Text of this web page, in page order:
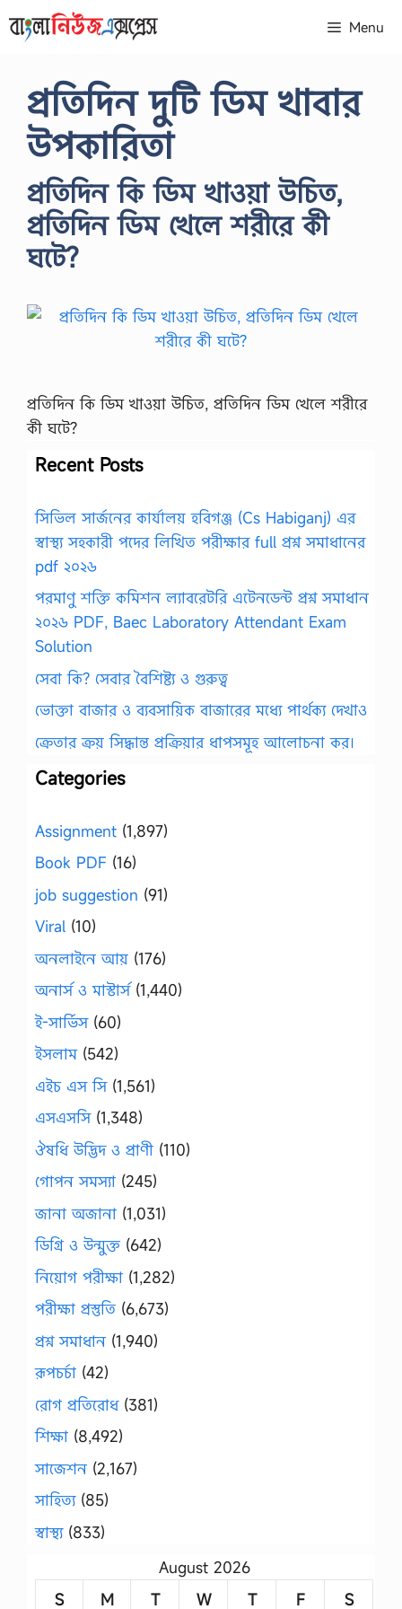
to
Menu
প্রতিদিন দুটি ডিম খাবার
উপকারিতা
​প্রতিদিন কি ডিম খাওয়া উচিত,
প্রতিদিন ডিম খেলে শরীরে কী
ঘটে?
​প্রতিদিন কি ডিম খাওয়া উচিত, প্রতিদিন ডিম খেলে শরীরে
কী ঘটে?
Recent Posts
সিভিল সার্জনের কার্যালয় হবিগঞ্জ (Cs Habiganj) এর
স্বাস্থ্য সহকারী পদের লিখিত পরীক্ষার full প্রশ্ন সমাধানের
pdf ২০২৬
পরমাণু শক্তি কমিশন ল্যাবরেটরি এটেনডেন্ট প্রশ্ন সমাধান
২০২৬ PDF, Baec Laboratory Attendant Exam
Solution
সেবা কি? সেবার বৈশিষ্ট্য ও গুরুত্ব
ভোক্তা বাজার ও ব্যবসায়িক বাজারের মধ্যে পার্থক্য দেখাও
ক্রেতার ক্রয় সিদ্ধান্ত প্রক্রিয়ার ধাপসমূহ আলোচনা কর।
Categories
Assignment (1,897)
Book PDF (16)
job suggestion (91)
Viral (10)
অনলাইনে আয় (176)
অনার্স ও মাস্টার্স(1,440)
ই-সার্ভিস(60)
ইসলাম(542)
এইচ এস সি(1,561)
এসএসসি(1,348)
ঔষধি উদ্ভিদ ও প্রাণী (110)
গোপন সমস্যা (245)
জানা অজানা (1,031)
ডিগ্রি ও উন্মুক্ত (642)
নিয়োগ পরীক্ষা (1,282)
পরীক্ষা প্রস্তুতি (6,673)
প্রশ্ন সমাধান (1,940)
রূপচর্চা (42)
রোগ প্রতিরোধ(381)
শিক্ষা (8,492)
সাজেশন (2,167)
সাহিত্য(85)
স্বাস্থ্য(833)
August 2026
S
M T W T F S